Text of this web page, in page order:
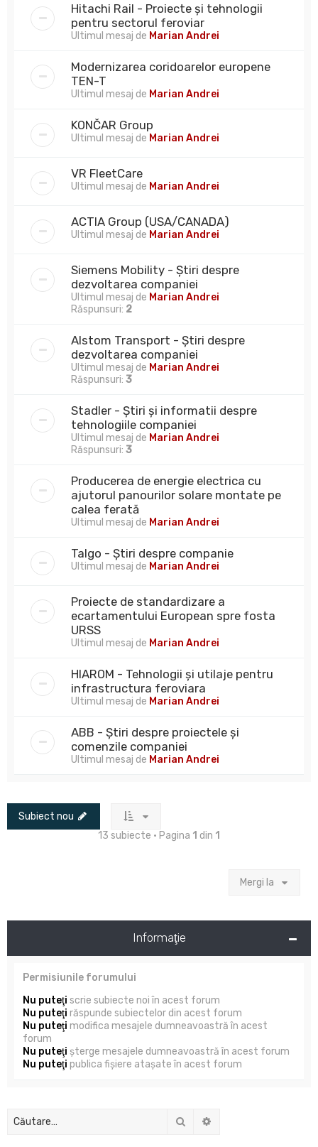
Hitachi Rail - Proiecte și tehnologii
pentru sectorul feroviar
Ultimul mesaj de Marian Andrei
Modernizarea coridoarelor europene
TEN-T
Ultimul mesaj de Marian Andrei
KONČAR Group
Ultimul mesaj de Marian Andrei
VR FleetCare
Ultimul mesaj de Marian Andrei
ACTIA Group (USA/CANADA)
Ultimul mesaj de Marian Andrei
Siemens Mobility - Știri despre
dezvoltarea companiei
Ultimul mesaj de Marian Andrei
Răspunsuri: 2
Alstom Transport - Știri despre
dezvoltarea companiei
Ultimul mesaj de Marian Andrei
Răspunsuri: 3
Stadler - Știri și informatii despre
tehnologiile companiei
Ultimul mesaj de Marian Andrei
Răspunsuri: 3
Producerea de energie electrica cu
ajutorul panourilor solare montate pe
calea ferată
Ultimul mesaj de Marian Andrei
Talgo - Știri despre companie
Ultimul mesaj de Marian Andrei
Proiecte de standardizare a
ecartamentului European spre fosta
URSS
Ultimul mesaj de Marian Andrei
HIAROM - Tehnologii și utilaje pentru
infrastructura feroviara
Ultimul mesaj de Marian Andrei
ABB - Știri despre proiectele și
comenzile companiei
Ultimul mesaj de Marian Andrei
Subiect nou
13 subiecte • Pagina 1 din 1
Mergi la
Informaţie
Permisiunile forumului
Nu puteţi scrie subiecte noi în acest forum
Nu puteţi răspunde subiectelor din acest forum
Nu puteţi modifica mesajele dumneavoastră în acest
forum
Nu puteţi şterge mesajele dumneavoastră în acest forum
Nu puteţi publica fişiere ataşate în acest forum
Căutare